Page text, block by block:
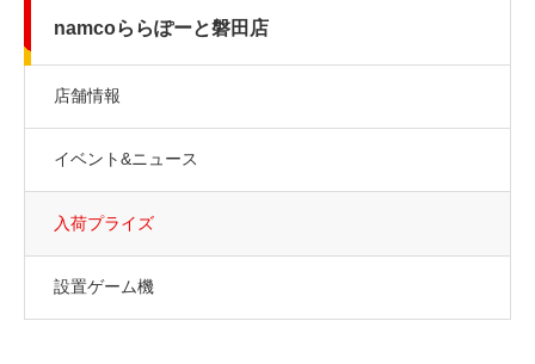
namcoららぽーと磐田店
店舗情報
イベント&ニュース
入荷プライズ
設置ゲーム機